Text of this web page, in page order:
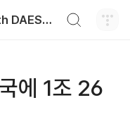
ENERGY KOREA With DAESUNG ENERGY
에 1조 26